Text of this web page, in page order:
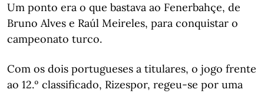
Um ponto era o que bastava ao Fenerbahçe, de
Bruno Alves e Raúl Meireles, para conquistar o
campeonato turco.
Com os dois portugueses a titulares, o jogo frente
ao 12.º classificado, Rizespor, regeu-se por uma